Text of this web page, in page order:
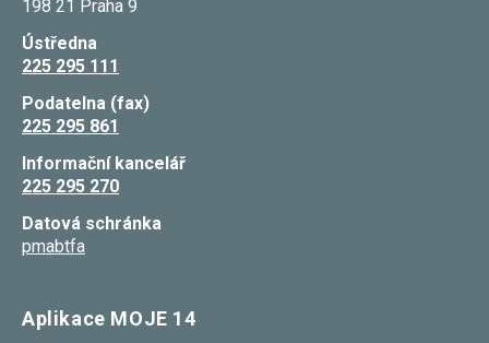
198 21 Praha 9
Ústředna
225 295 111
Podatelna (fax)
225 295 861
Informační kancelář
225 295 270
Datová schránka
pmabtfa
Aplikace MOJE 14